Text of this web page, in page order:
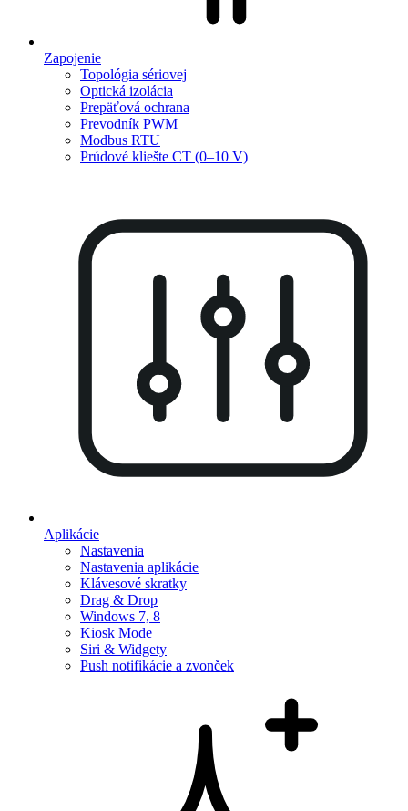
Zapojenie
Topológia sériovej
Optická izolácia
Prepäťová ochrana
Prevodník PWM
Modbus RTU
Prúdové kliešte CT (0–10 V)
Aplikácie
Nastavenia
Nastavenia aplikácie
Klávesové skratky
Drag & Drop
Windows 7, 8
Kiosk Mode
Siri & Widgety
Push notifikácie a zvonček